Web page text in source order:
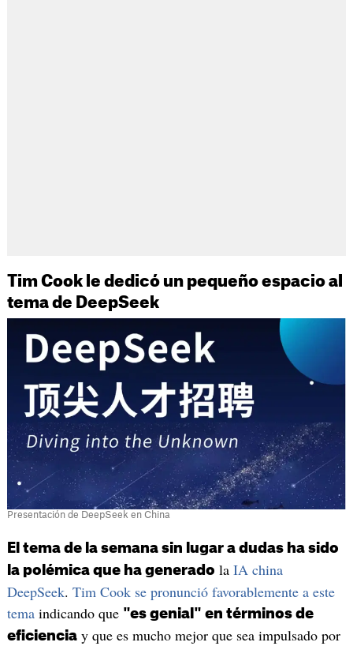
Tim Cook le dedicó un pequeño espacio al
tema de DeepSeek
Presentación de DeepSeek en China
El tema de la semana sin lugar a dudas ha sido
la polémica que ha generado la IA china
DeepSeek. Tim Cook se pronunció favorablemente a este
temaindicando que "es genial" en términos de
eficienciay que es mucho mejor que sea impulsado por